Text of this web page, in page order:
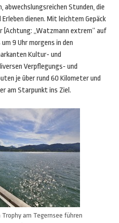
abwechslungsreichen Stunden, die
dienen. Mit leichtem Gepäck
(Achtung: „Watzmann extrem“ auf
9 Uhr morgens in den
Kultur- und
Verpflegungs- und
je über rund 60 Kilometer und
am Starpunkt ins Ziel.
am Tegernsee führen